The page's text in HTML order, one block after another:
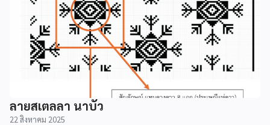
ลายสเตลลา นาบัว
22 สิงหาคม 2025